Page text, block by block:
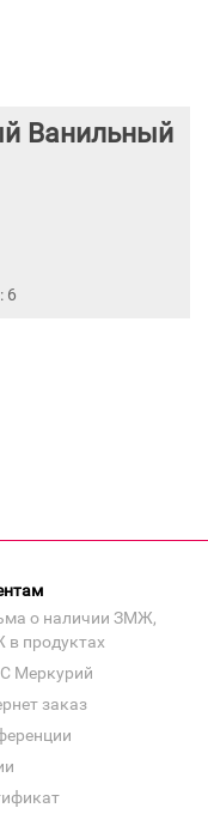
Ванильный
6
о наличии ЗМЖ,
продуктах
Меркурий
заказ